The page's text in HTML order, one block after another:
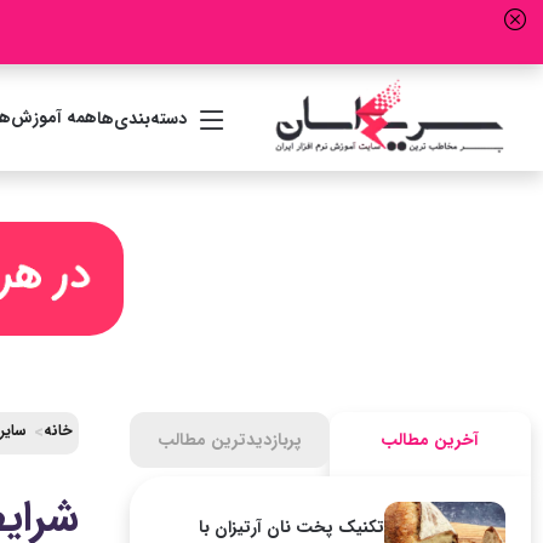
دسته‌بندی‌هاهمه
آخرین مطالب پربازدیدترین مطالب
تکنیک پخت نان آرتیزان با
خانه